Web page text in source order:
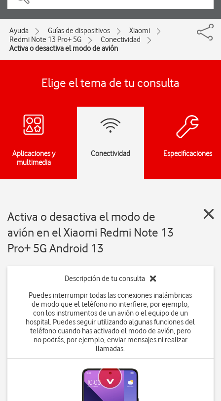
Ayuda Guías de dispositivos
Xiaomi
Redmi Note 13 Pro+ 5G
Conectividad
Activa o desactiva el modo de avión
Elige el tema de tu consulta
Aplicaciones y
multimedia
Conectividad Especificaciones
Activa o desactiva el modo de
avión en el Xiaomi Redmi Note 13
Pro+ 5G Android 13
Descripción de tu consulta
Puedes interrumpir todas las conexiones inalámbricas
de modo que el teléfono no interfiere, por ejemplo,
con los instrumentos de un avión o el equipo de un
hospital. Puedes seguir utilizando algunas funciones del
teléfono cuando has activado el modo de avión, pero
no podrás, por ejemplo, enviar mensajes ni realizar
llamadas.